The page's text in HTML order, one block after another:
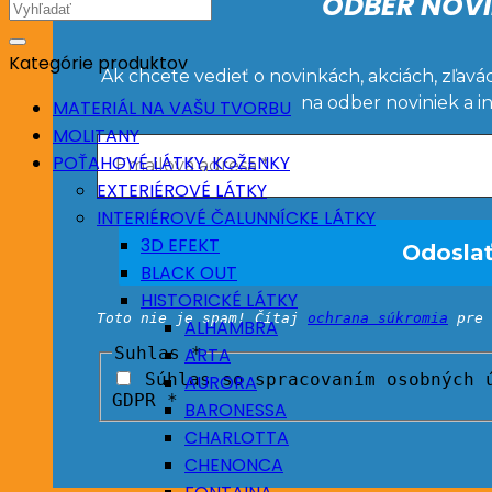
Ak chcete vedieť o novinkách, akciách,
na odber noviniek a
Toto nie je spam! Čítaj ochrana súkromia pre
Suhlas*
Súhlas so spracovaním
GDPR *
Hľadať:
Kategórie produktov
MATERIÁL NA VAŠU TVORBU
MOLITANY
POŤAHOVÉ LÁTKY, KOŽENKY
EXTERIÉROVÉ LÁTKY
INTERIÉROVÉ ČALUNNÍCKE LÁTKY
3D EFEKT
BLACK OUT
HISTORICKÉ LÁTKY
ALHAMBRA
ARTA
AURORA
BARONESSA
CHARLOTTA
CHENONCA